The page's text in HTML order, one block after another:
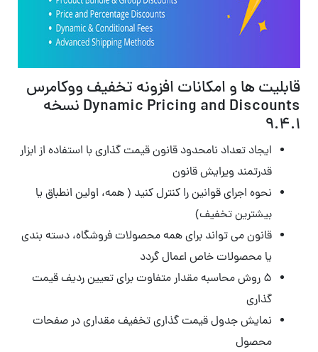
قابلیت ها و امکانات افزونه تخفیف ووکامرس
Dynamic Pricing and Discounts نسخه
9.4.1
ایجاد تعداد نامحدود قانون قیمت گذاری با استفاده از ابزار
قدرتمند ویرایش قانون
نحوه اجرای قوانین را کنترل کنید ( همه، اولین انطباق یا
بیشترین تخفیف)
قانون می تواند برای همه محصولات فروشگاه، دسته بندی
یا محصولات خاص اعمال گردد
۵ روش محاسبه مقدار متفاوت برای تعیین ردیف قیمت
گذاری
نمایش جدول قیمت گذاری تخفیف مقداری در صفحات
محصول